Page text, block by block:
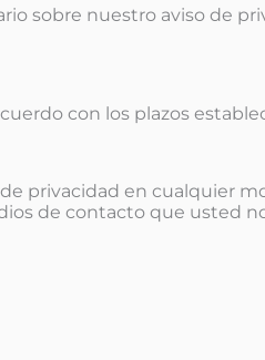
sobre nuestro aviso de
con los plazos
privacidad en cualquier
de contacto que usted